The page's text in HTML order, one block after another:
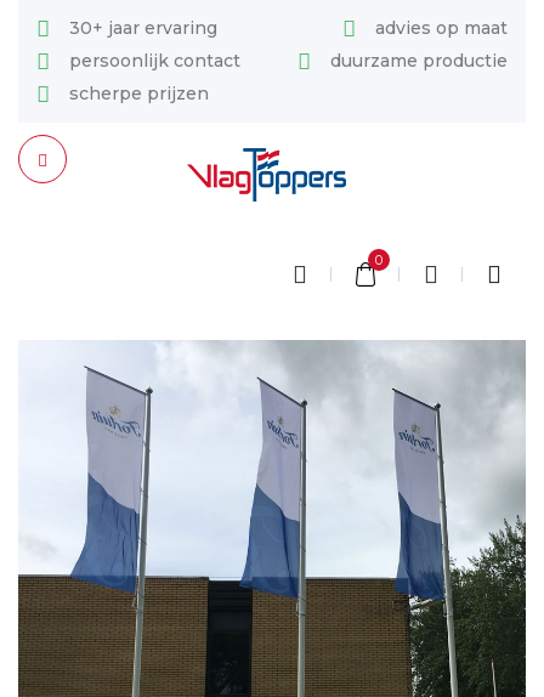
30+ jaar ervaring
advies op maat
persoonlijk contact
duurzame productie
scherpe prijzen
0